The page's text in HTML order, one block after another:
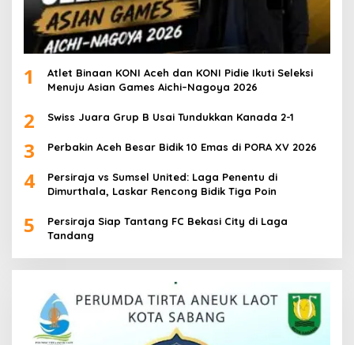
1
Atlet Binaan KONI Aceh dan KONI Pidie Ikuti Seleksi
Menuju Asian Games Aichi–Nagoya 2026
2 Swiss Juara Grup B Usai Tundukkan Kanada 2-1
3 Perbakin Aceh Besar Bidik 10 Emas di PORA XV 2026
4
Persiraja vs Sumsel United: Laga Penentu di
Dimurthala, Laskar Rencong Bidik Tiga Poin
5
Persiraja Siap Tantang FC Bekasi City di Laga
Tandang